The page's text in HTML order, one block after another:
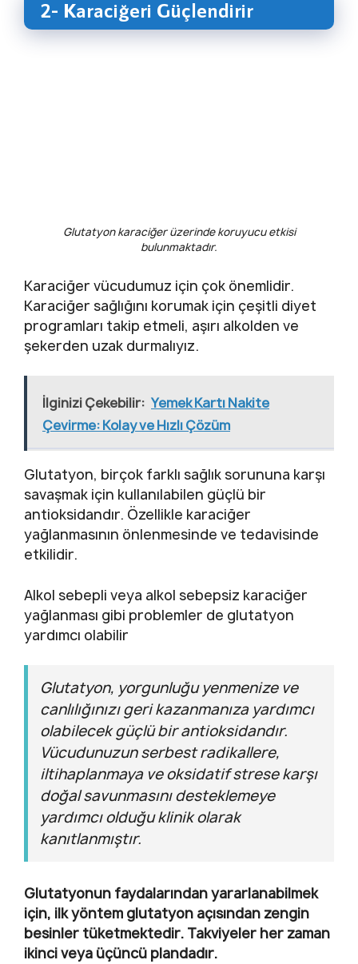
2- Karaciğeri Güçlendirir
Glutatyon karaciğer üzerinde koruyucu etkisi
bulunmaktadır.
Karaciğer vücudumuz için çok önemlidir.
Karaciğer sağlığını korumak için çeşitli diyet
programları takip etmeli, aşırı alkolden ve
şekerden uzak durmalıyız.
İlginizi Çekebilir: Yemek Kartı Nakite
Çevirme: Kolay ve Hızlı Çözüm
Glutatyon, birçok farklı sağlık sorununa karşı
savaşmak için kullanılabilen güçlü bir
antioksidandır. Özellikle karaciğer
yağlanmasının önlenmesinde ve tedavisinde
etkilidir.
Alkol sebepli veya alkol sebepsiz karaciğer
yağlanması gibi problemler de glutatyon
yardımcı olabilir
Glutatyon, yorgunluğu yenmenize ve
canlılığınızı geri kazanmanıza yardımcı
olabilecek güçlü bir antioksidandır.
Vücudunuzun serbest radikallere,
iltihaplanmaya ve oksidatif strese karşı
doğal savunmasını desteklemeye
yardımcı olduğu klinik olarak
kanıtlanmıştır.
Glutatyonun faydalarından yararlanabilmek
için, ilk yöntem glutatyon açısından zengin
besinler tüketmektedir. Takviyeler her zaman
ikinci veya üçüncü plandadır.